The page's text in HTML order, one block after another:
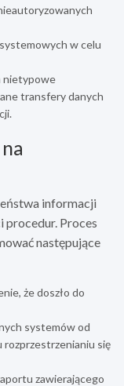
w celu
nietypowe
transfery danych
informacji
procedur. Proces
następujące
że doszło do
systemów od
rozprzestrzenianiu się
zawierającego